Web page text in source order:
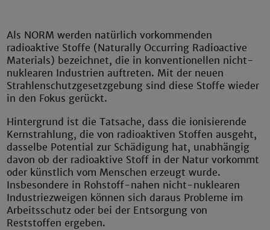
Als NORM werden natürlich vorkommenden
radioaktive Stoffe (Naturally Occurring Radioactive
Materials) bezeichnet, die in konventionellen nicht-
nuklearen Industrien auftreten. Mit der neuen
Strahlenschutzgesetzgebung sind diese Stoffe wieder
in den Fokus gerückt.
Hintergrund ist die Tatsache, dass die ionisierende
Kernstrahlung, die von radioaktiven Stoffen ausgeht,
dasselbe Potential zur Schädigung hat, unabhängig
davon ob der radioaktive Stoff in der Natur vorkommt
oder künstlich vom Menschen erzeugt wurde.
Insbesondere in Rohstoff-nahen nicht-nuklearen
Industriezweigen können sich daraus Probleme im
Arbeitsschutz oder bei der Entsorgung von
Reststoffen ergeben.